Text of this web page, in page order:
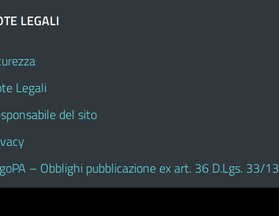
LEGALI
Legali
del sito
– Obblighi pubblicazione ex art. 36 D.Lgs. 33/13